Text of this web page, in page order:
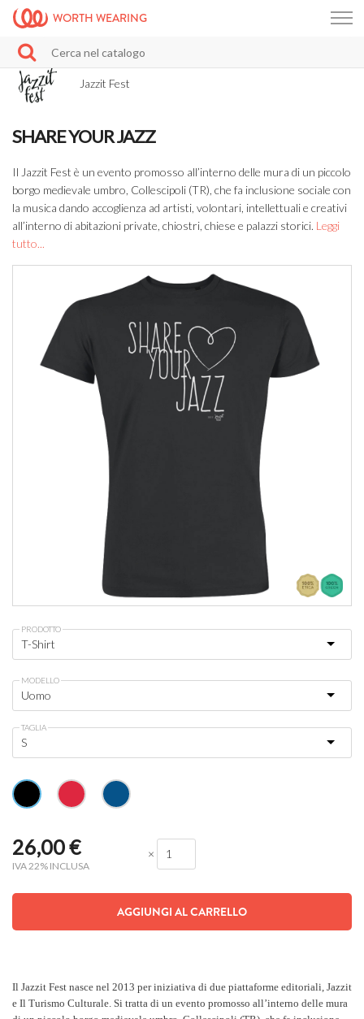
WORTH WEARING
Jazzit Fest
SHARE YOUR JAZZ
Il Jazzit Fest è un evento promosso all’interno delle mura di un piccolo
borgo medievale umbro, Collescipoli (TR), che fa inclusione sociale con
la musica dando accoglienza ad artisti, volontari, intellettuali e creativi
all’interno di abitazioni private, chiostri, chiese e palazzi storici. Leggi
tutto...
PRODOTTO
MODELLO
TAGLIA
26,00€
IVA 22% INCLUSA
×
AGGIUNGI AL CARRELLO
Il Jazzit Fest nasce nel 2013 per iniziativa di due piattaforme editoriali, Jazzit
e Il Turismo Culturale. Si tratta di un evento promosso all’interno delle mura